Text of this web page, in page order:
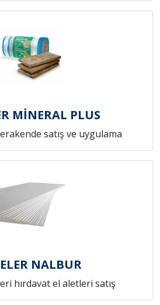
MİNERAL PLUS
satış ve uygulama
NALBUR
hırdavat el aletleri satış